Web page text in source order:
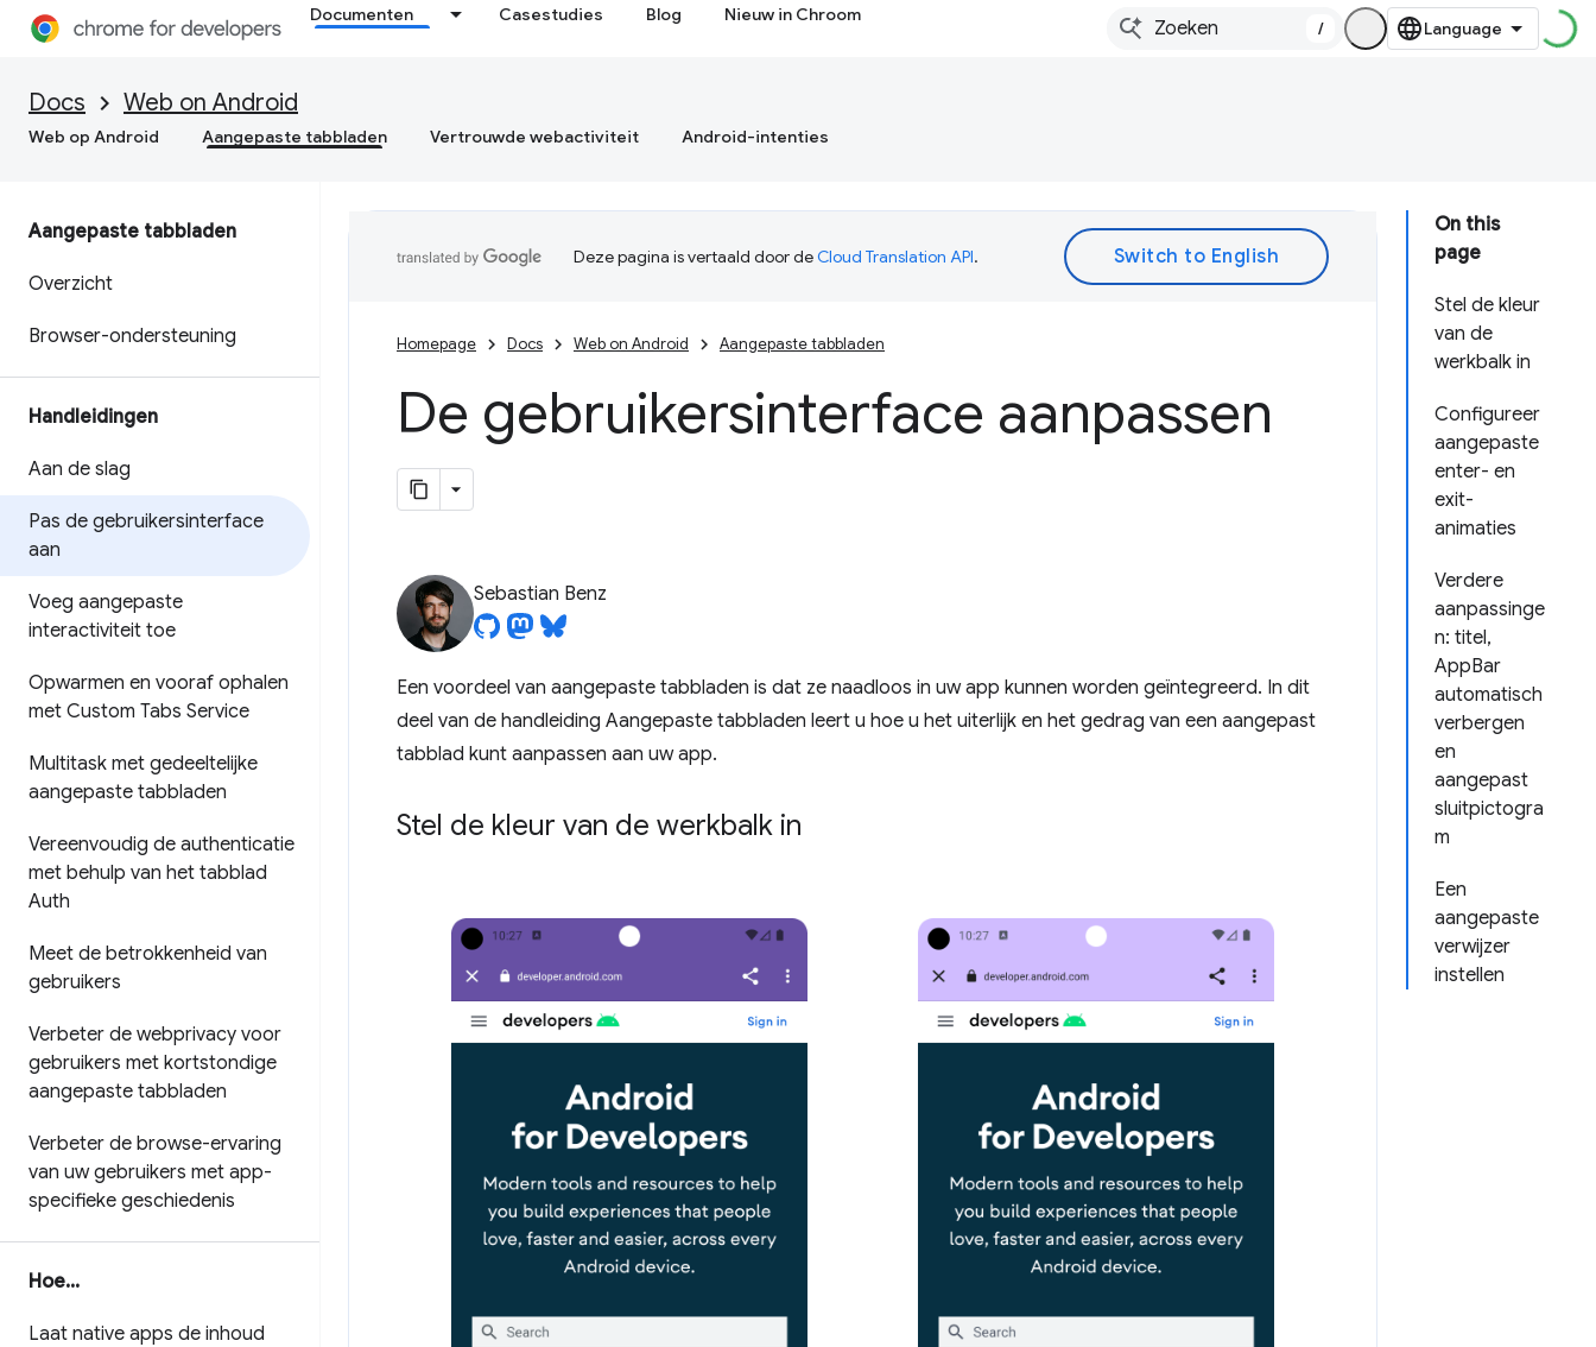
Documenten Casestudies Blog Nieuw in Chroom
/
Docs Web on Android
Web op Android Aangepaste tabbladen Vertrouwde webactiviteit Android-intenties
Aangepaste tabbladen
Overzicht
Browser-ondersteuning
Handleidingen
Aan de slag
Pas de gebruikersinterface
aan
Voeg aangepaste
interactiviteit toe
Opwarmen en vooraf ophalen
met Custom Tabs Service
Multitask met gedeeltelijke
aangepaste tabbladen
Vereenvoudig de authenticatie
met behulp van het tabblad
Auth
Meet de betrokkenheid van
gebruikers
Verbeter de webprivacy voor
gebruikers met kortstondige
aangepaste tabbladen
Verbeter de browse-ervaring
van uw gebruikers met app-
specifieke geschiedenis
Hoe...
Laat native apps de inhoud
On this
page
Stel de kleur
van de
werkbalk in
Configureer
aangepaste
enter- en
exit-
animaties
Verdere
aanpassinge
n: titel,
AppBar
automatisch
verbergen
en
aangepast
sluitpictogra
m
Een
aangepaste
verwijzer
instellen
Deze pagina is vertaald door deCloud Translation API.
Homepage Docs Web on Android Aangepaste tabbladen
De gebruikersinterface aanpassen
Sebastian Benz
Een voordeel van aangepaste tabbladen is dat ze naadloos in uw app kunnen worden geïntegreerd. In dit
deel van de handleiding Aangepaste tabbladen leert u hoe u het uiterlijk en het gedrag van een aangepast
tabblad kunt aanpassen aan uw app.
Stel de kleur van de werkbalk in